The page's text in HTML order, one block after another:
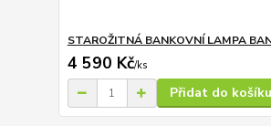
STAROŽITNÁ BANKOVNÍ LAMPA
4 590 Kč/ks
Přidat do košíku